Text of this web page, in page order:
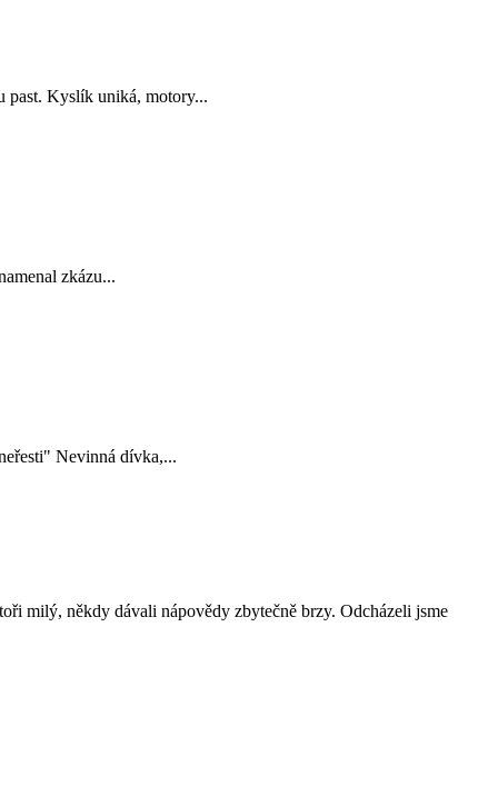
past. Kyslík uniká, motory...
zkázu...
Nevinná dívka,...
milý, někdy dávali nápovědy zbytečně brzy. Odcházeli jsme